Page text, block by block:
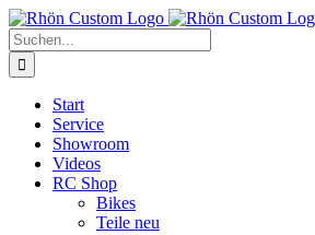
Zum
Inhalt
springen
Suche
nach:
Start
Service
Showroom
Videos
RC Shop
Bikes
Teile neu